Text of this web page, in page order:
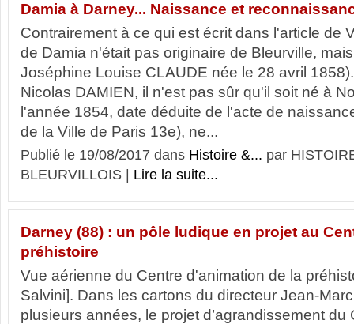
Damia à Darney... Naissance et
Contrairement à ce qui est écrit dans l'article de
de Damia n'était pas originaire de Bleurville,
Joséphine Louise CLAUDE née le 28 avril
Nicolas DAMIEN, il n'est pas sûr qu'il soit né à
l'année 1854, date déduite de l'acte de
de la Ville de Paris 13e), ne...
Publié le 19/08/2017 dans Histoire &... par
BLEURVILLOIS | Lire la suite...
Darney (88) : un pôle ludique en projet au
préhistoire
Vue aérienne du Centre d'animation de la
Salvini]. Dans les cartons du directeur Jean-
plusieurs années, le projet d’agrandissement du